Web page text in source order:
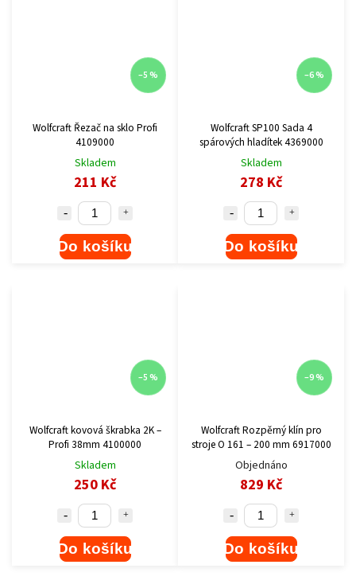
–5 %
Wolfcraft Řezač na sklo Profi
4109000
Skladem
211 Kč
Do košíku
–6 %
Wolfcraft SP100 Sada 4
spárových hladítek 4369000
Skladem
278 Kč
Do košíku
–5 %
Wolfcraft kovová škrabka 2K –
Profi 38mm 4100000
Skladem
250 Kč
Do košíku
–9 %
Wolfcraft Rozpěrný klín pro
stroje O 161 – 200 mm 6917000
Objednáno
829 Kč
Do košíku